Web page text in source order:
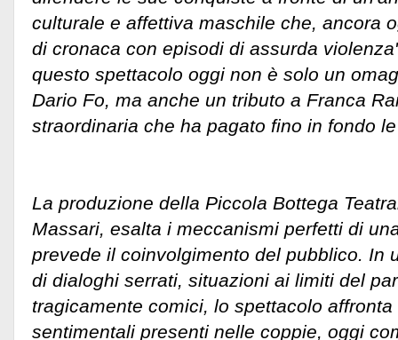
culturale e affettiva maschile che, ancora
di cronaca con episodi di assurda
questo spettacolo oggi non è solo un
Dario Fo, ma anche un tributo a Franca
straordinaria che ha pagato fino in fondo
La produzione della Piccola Bottega
Massari, esalta i meccanismi perfetti di
prevede il coinvolgimento del pubblico. In
di dialoghi serrati, situazioni ai limiti del
tragicamente comici, lo spettacolo
sentimentali presenti nelle coppie, oggi